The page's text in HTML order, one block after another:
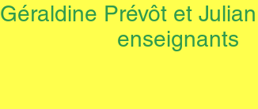
Géraldine Prévôt et
enseignants